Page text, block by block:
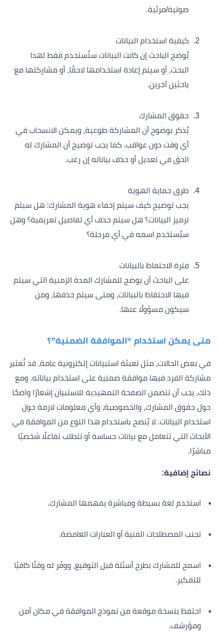
صوتية/مرئية.
كيفية استخدام البيانات
يُوضح الباحث إن كانت البيانات ستُستخدم فقط لهذا
البحث، أو سيتم إعادة استخدامها لاحقًا، أو مشاركتها مع
باحثين آخرين.
حقوق المشارك
يُذكر بوضوح أن المشاركة طوعية، ويمكن الانسحاب في
أي وقت دون عواقب. كما يجب توضيح أن المشارك له
الحق في تعديل أو حذف بياناته إن رغب.
طرق حماية الهوية
يجب توضيح كيف سيتم إخفاء هوية المشارك: هل سيتم
ترميز البيانات؟ هل سيتم حذف أي تفاصيل تعريفية؟ وهل
سيُستخدم اسمه في أي مرحلة؟
فترة الاحتفاظ بالبيانات
على الباحث أن يوضح للمشارك المدة الزمنية التي سيتم
فيها الاحتفاظ بالبيانات، ومتى سيتم حذفها، ومن
سيكون مسؤولًا عنها.
متى يمكن استخدام “الموافقة الضمنية”؟
في بعض الحالات، مثل تعبئة استبيانات إلكترونية عامة، قد تُعتبر
مشاركة الفرد فيها موافقة ضمنية على استخدام بياناته. ومع
ذلك، يجب أن تتضمن الصفحة التمهيدية للاستبيان إشعارًا واضحًا
حول حقوق المشارك، والخصوصية، وأي معلومات لازمة حول
استخدام البيانات. لا يُنصح باستخدام هذا النوع من الموافقة في
الأبحاث التي تتعامل مع بيانات حساسة أو تتطلب تفاعلًا شخصيًا
مباشرًا.
نصائح إضافية:
استخدم لغة بسيطة ومباشرة يفهمها المشارك.
تجنب المصطلحات الفنية أو العبارات الغامضة.
اسمح للمشارك بطرح أسئلة قبل التوقيع، ووفّر له وقتًا كافيًا
للتفكير.
احتفظ بنسخة موقعة من نموذج الموافقة في مكان آمن
ومؤرشف.